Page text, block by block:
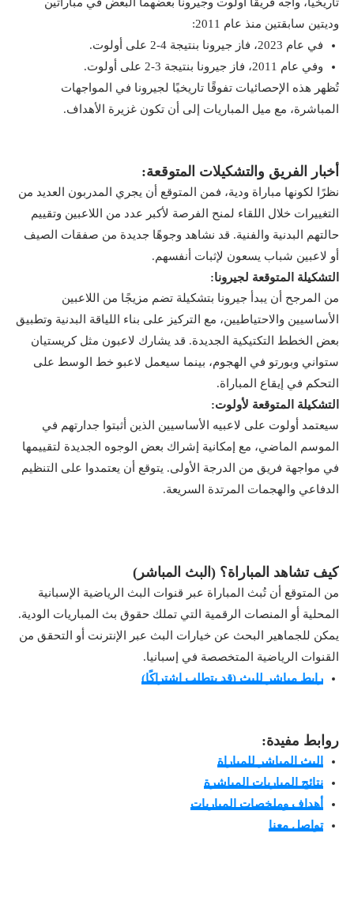
وديتين سابقتين منذ عام 2011:
في عام 2023، فاز جيرونا بنتيجة 4-2 على أولوت.
وفي عام 2011، فاز جيرونا بنتيجة 3-2 على أولوت.
تُظهر هذه الإحصائيات تفوقًا تاريخيًا لجيرونا في المواجهات
المباشرة، مع ميل المباريات إلى أن تكون غزيرة الأهداف.
أخبار الفريق والتشكيلات المتوقعة:
نظرًا لكونها مباراة ودية، فمن المتوقع أن يجري المدربون العديد من
التغييرات خلال اللقاء لمنح الفرصة لأكبر عدد من اللاعبين وتقييم
حالتهم البدنية والفنية. قد نشاهد وجوهًا جديدة من صفقات الصيف
أو لاعبين شباب يسعون لإثبات أنفسهم.
التشكيلة المتوقعة لجيرونا:
من المرجح أن يبدأ جيرونا بتشكيلة تضم مزيجًا من اللاعبين
الأساسيين والاحتياطيين، مع التركيز على بناء اللياقة البدنية وتطبيق
بعض الخطط التكتيكية الجديدة. قد يشارك لاعبون مثل كريستيان
ستواني وبورتو في الهجوم، بينما سيعمل لاعبو خط الوسط على
التحكم في إيقاع المباراة.
التشكيلة المتوقعة لأولوت:
سيعتمد أولوت على لاعبيه الأساسيين الذين أثبتوا جدارتهم في
الموسم الماضي، مع إمكانية إشراك بعض الوجوه الجديدة لتقييمها
في مواجهة فريق من الدرجة الأولى. يتوقع أن يعتمدوا على التنظيم
الدفاعي والهجمات المرتدة السريعة.
كيف تشاهد المباراة؟ (البث المباشر)
من المتوقع أن تُبث المباراة عبر قنوات البث الرياضية الإسبانية
المحلية أو المنصات الرقمية التي تملك حقوق بث المباريات الودية.
يمكن للجماهير البحث عن خيارات البث عبر الإنترنت أو التحقق من
القنوات الرياضية المتخصصة في إسبانيا.
رابط مباشر للبث (قد يتطلب اشتراكًا)
روابط مفيدة:
البث المباشر للمباراة
نتائج المباريات المباشرة
أهداف وملخصات المباريات
تواصل معنا